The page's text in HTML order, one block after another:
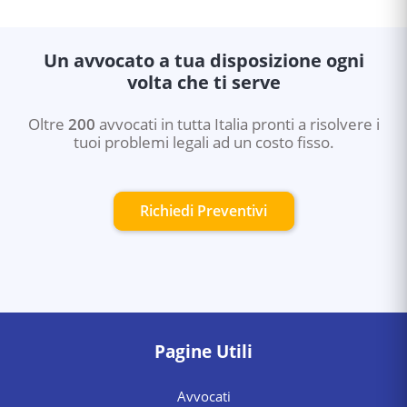
Un avvocato a tua disposizione ogni
volta che ti serve
Oltre 200 avvocati in tutta Italia pronti a risolvere i
tuoi problemi legali ad un costo fisso.
Richiedi Preventivi
Pagine Utili
Avvocati